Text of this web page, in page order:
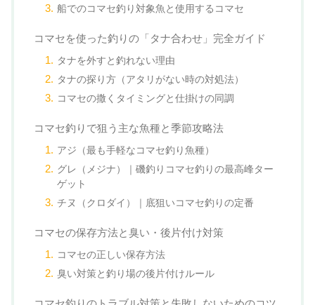
船でのコマセ釣り対象魚と使用するコマセ
コマセを使った釣りの「タナ合わせ」完全ガイド
タナを外すと釣れない理由
タナの探り方（アタリがない時の対処法）
コマセの撒くタイミングと仕掛けの同調
コマセ釣りで狙う主な魚種と季節攻略法
アジ（最も手軽なコマセ釣り魚種）
グレ（メジナ）｜磯釣りコマセ釣りの最高峰ター
ゲット
チヌ（クロダイ）｜底狙いコマセ釣りの定番
コマセの保存方法と臭い・後片付け対策
コマセの正しい保存方法
臭い対策と釣り場の後片付けルール